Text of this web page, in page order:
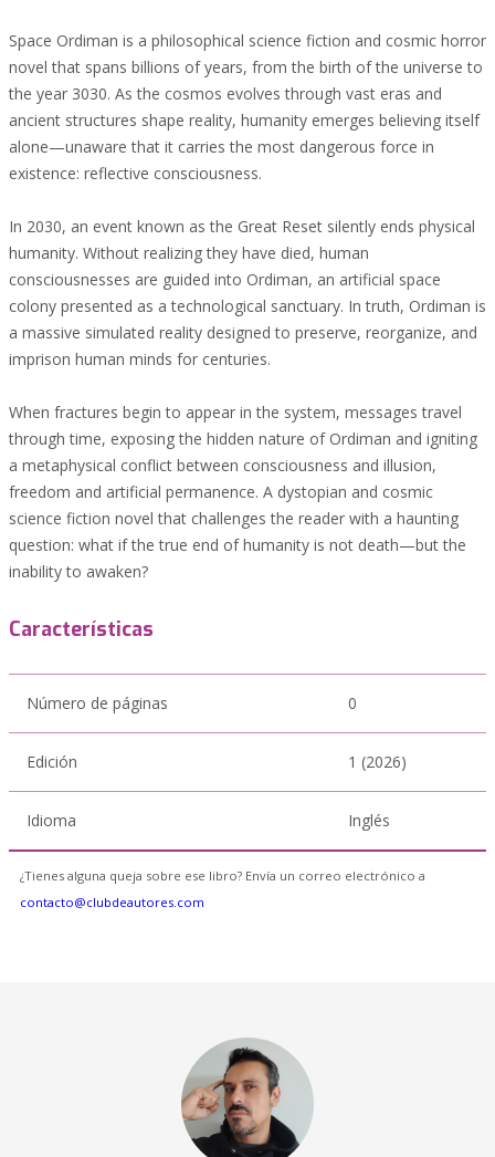
Space Ordiman is a philosophical science fiction and cosmic horror
novel that spans billions of years, from the birth of the universe to
the year 3030. As the cosmos evolves through vast eras and
ancient structures shape reality, humanity emerges believing itself
alone—unaware that it carries the most dangerous force in
existence: reflective consciousness.
In 2030, an event known as the Great Reset silently ends physical
humanity. Without realizing they have died, human
consciousnesses are guided into Ordiman, an artificial space
colony presented as a technological sanctuary. In truth, Ordiman is
a massive simulated reality designed to preserve, reorganize, and
imprison human minds for centuries.
When fractures begin to appear in the system, messages travel
through time, exposing the hidden nature of Ordiman and igniting
a metaphysical conflict between consciousness and illusion,
freedom and artificial permanence. A dystopian and cosmic
science fiction novel that challenges the reader with a haunting
question: what if the true end of humanity is not death—but the
inability to awaken?
Características
Número de páginas 0
Edición 1 (2026)
Idioma Inglés
¿Tienes alguna queja sobre ese libro? Envía un correo electrónico a
contacto@clubdeautores.com